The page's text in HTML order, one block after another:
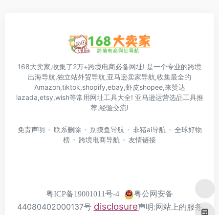
168大卖家,收集了2万+跨境电商必备网址! 是一个专业的跨境
出海导航,独立站外贸导航,亚马逊卖家导航,收集最全的
Amazon,tiktok,shopify,ebay,虾皮shopee,来赞达
lazada,etsy,wish等常用网址工具大全! 亚马逊运营选品工具推
荐,经验交流!
免责声明 联系删除 别摸鱼导航 非猪ai导航
全球好物
榜
跨境电商导航 友情链接
粤ICP备19001011号-4
粤公网安备
44080402000137号 disclosure声明:网站上的服务